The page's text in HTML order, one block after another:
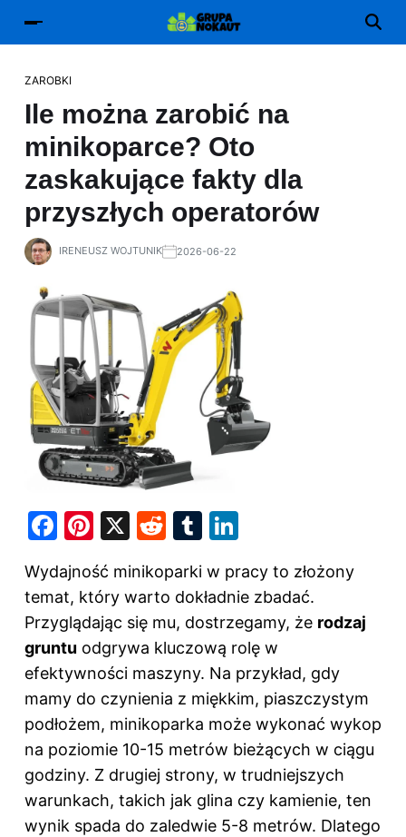
ZAROBKI
Ile można zarobić na
minikoparce? Oto
zaskakujące fakty dla
przyszłych operatorów
IRENEUSZ WOJTUNIK 2026-06-22
F
c
e
b
o
o
k
Pi
nt
er
e
st
X
R
d
di
t
T
m
bl
r
k
e
dI
n
Wydajność minikoparki w pracy to złożony
temat, który warto dokładnie zbadać.
Przyglądając się mu, dostrzegamy, że rodzaj
gruntu odgrywa kluczową rolę w
efektywności maszyny. Na przykład, gdy
mamy do czynienia z miękkim, piaszczystym
podłożem, minikoparka może wykonać wykop
na poziomie 10-15 metrów bieżących w ciągu
godziny. Z drugiej strony, w trudniejszych
warunkach, takich jak glina czy kamienie, ten
wynik spada do zaledwie 5-8 metrów. Dlatego